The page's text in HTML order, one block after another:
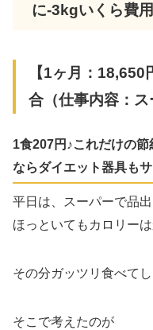
に-3kgいくら費
【1ヶ月：
合（仕事内容：ス
1食207円♪これだけの
ならダイエット器具も
平日は、スーパーで品
ほっといてもカロリー
その分ガッツリ食べて
そこで考えたのが